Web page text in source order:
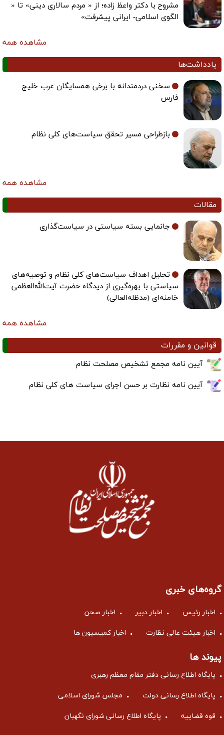
مشروح با دکتر واعظ زاده؛ از « مردم سالاری دینی» تا «
الگوی اسلامی- ایرانی پیشرفت»
مشاهده همه
یادداشت‌ها
سخنی دردمندانه با برخی همسایگان عرب خلیج
فارس
بازطراحی مسیر تحقق سیاست‌های کلی نظام
مشاهده همه
مقالات
جانمایی بسته سیاستی در سیاست‌گذاری
تحلیل اهداف سیاست‌های کلی نظام و توصیه‌های
سیاستی با بهره‌گیری از دیدگاه حضرت آیت‌الله‌العظمی
خامنه‌ای (مدظله‌العالی)
مشاهده همه
قوانین و مقررات
آیین نامه مجمع تشخیص مصلحت نظام
آیین نامه نظارت بر حسن اجرای سیاست های کلی نظام
گروه‌های خبری
اخبار رئیس اخبار دبیر اخبار صحن
اخبار هیئت عالی نظارت اخبار کمیسیون ها
پیوند ها
پایگاه اطلاع رسانی دفتر مقام معظم رهبری
پایگاه اطلاع رسانی دولت مجلس شورای اسلامی
قوه قضاییه پایگاه اطلاع رسانی شورای نگهبان